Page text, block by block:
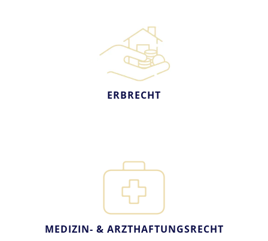
ERBRECHT
MEDIZIN- & ARZTHAFTUNGSRECHT